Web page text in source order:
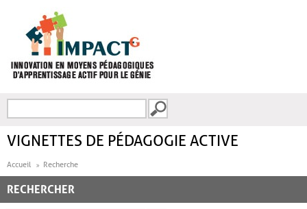
FORMULAIRE DE
VIGNETTES DE PÉDAGOGIE ACTIVE
Accueil Recherche
RECHERCHER